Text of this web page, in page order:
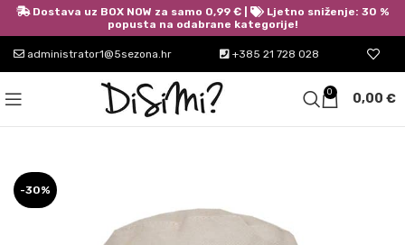
administrator1@5sezona.hr +385 21 728 028
0 0,00 €
-30%
Dostava uz BOX NOW za samo 0,99 € |
Ljetno sniženje: 30 %
popusta na odabrane kategorije!